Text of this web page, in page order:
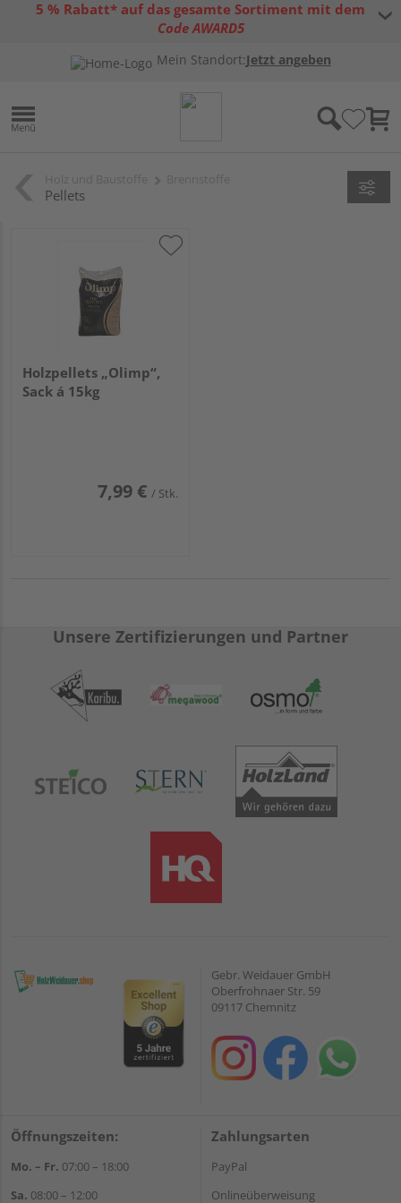
5 % Rabatt* auf das gesamte Sortiment mit dem
Code AWARD5
Gutscheinbedingungen
Mein Standort:Jetzt angeben
Pellets
Holzpellets „Olimp“,
Sack á 15kg
7,99 € / Stk.
Unsere Zertifizierungen und Partner
Gebr. Weidauer GmbH
Oberfrohnaer Str. 59
09117 Chemnitz
Öffnungszeiten:
Mo. – Fr. 07:00 – 18:00
Sa. 08:00 – 12:00
Zahlungsarten
PayPal
Onlineüberweisung